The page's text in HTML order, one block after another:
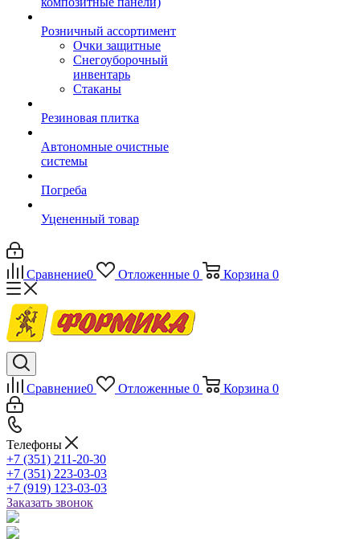
Розничный ассортимент
Очки защитные
Снегоуборочный
инвентарь
Стаканы
Резиновая плитка
Автономные очистные
системы
Погреба
Уцененный товар
Сравнение0 Отложенные 0 Корзина 0
Сравнение0 Отложенные 0 Корзина 0
Телефоны
+7 (351) 211-20-30
+7 (351) 223-03-03
+7 (919) 123-03-03
Заказать звонок